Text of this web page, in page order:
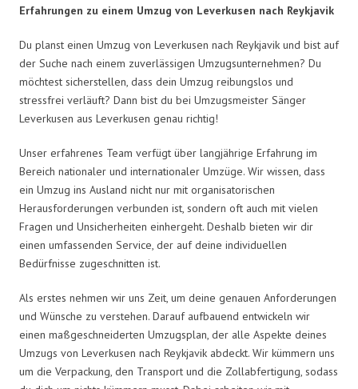
Erfahrungen zu einem Umzug von Leverkusen nach Reykjavik
Du planst einen Umzug von Leverkusen nach Reykjavik und bist auf
der Suche nach einem zuverlässigen Umzugsunternehmen? Du
möchtest sicherstellen, dass dein Umzug reibungslos und
stressfrei verläuft? Dann bist du bei Umzugsmeister Sänger
Leverkusen aus Leverkusen genau richtig!
Unser erfahrenes Team verfügt über langjährige Erfahrung im
Bereich nationaler und internationaler Umzüge. Wir wissen, dass
ein Umzug ins Ausland nicht nur mit organisatorischen
Herausforderungen verbunden ist, sondern oft auch mit vielen
Fragen und Unsicherheiten einhergeht. Deshalb bieten wir dir
einen umfassenden Service, der auf deine individuellen
Bedürfnisse zugeschnitten ist.
Als erstes nehmen wir uns Zeit, um deine genauen Anforderungen
und Wünsche zu verstehen. Darauf aufbauend entwickeln wir
einen maßgeschneiderten Umzugsplan, der alle Aspekte deines
Umzugs von Leverkusen nach Reykjavik abdeckt. Wir kümmern uns
um die Verpackung, den Transport und die Zollabfertigung, sodass